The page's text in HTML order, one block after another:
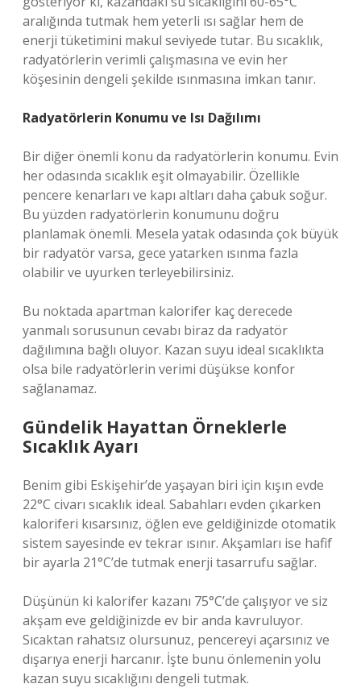
aralığında tutmak hem yeterli ısı sağlar hem de
enerji tüketimini makul seviyede tutar. Bu sıcaklık,
radyatörlerin verimli çalışmasına ve evin her
köşesinin dengeli şekilde ısınmasına imkan tanır.
Radyatörlerin Konumu ve Isı Dağılımı
Bir diğer önemli konu da radyatörlerin konumu. Evin
her odasında sıcaklık eşit olmayabilir. Özellikle
pencere kenarları ve kapı altları daha çabuk soğur.
Bu yüzden radyatörlerin konumunu doğru
planlamak önemli. Mesela yatak odasında çok büyük
bir radyatör varsa, gece yatarken ısınma fazla
olabilir ve uyurken terleyebilirsiniz.
Bu noktada apartman kalorifer kaç derecede
yanmalı sorusunun cevabı biraz da radyatör
dağılımına bağlı oluyor. Kazan suyu ideal sıcaklıkta
olsa bile radyatörlerin verimi düşükse konfor
sağlanamaz.
Gündelik Hayattan Örneklerle
Sıcaklık Ayarı
Benim gibi Eskişehir’de yaşayan biri için kışın evde
22°C civarı sıcaklık ideal. Sabahları evden çıkarken
kaloriferi kısarsınız, öğlen eve geldiğinizde otomatik
sistem sayesinde ev tekrar ısınır. Akşamları ise hafif
bir ayarla 21°C’de tutmak enerji tasarrufu sağlar.
Düşünün ki kalorifer kazanı 75°C’de çalışıyor ve siz
akşam eve geldiğinizde ev bir anda kavruluyor.
Sıcaktan rahatsız olursunuz, pencereyi açarsınız ve
dışarıya enerji harcanır. İşte bunu önlemenin yolu
kazan suyu sıcaklığını dengeli tutmak.